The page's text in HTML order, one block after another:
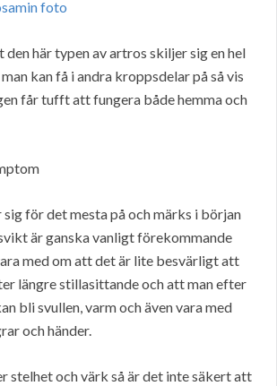
den här typen av artros skiljer sig en hel
kan få i andra kroppsdelar på så vis
får tufft att fungera både hemma och
för det mesta på och märks i början
är ganska vanligt förekommande
med om att det är lite besvärligt att
längre stillasittande och att man efter
bli svullen, varm och även vara med
och händer.
stelhet och värk så är det inte säkert att